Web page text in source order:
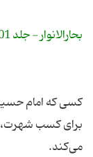
بحارالانوار - جلد 101 - ص 69
کسی که امام حسین
برای کسب شهرت،
می‌کند.